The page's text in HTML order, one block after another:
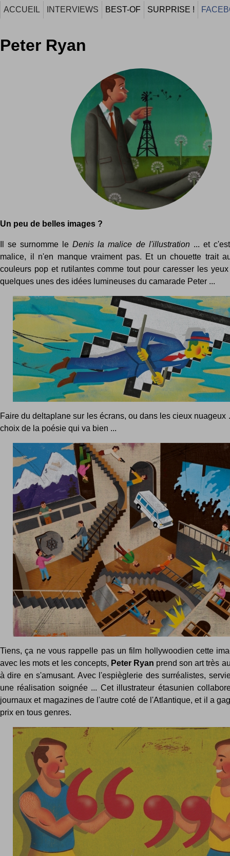
ACCUEIL INTERVIEWS BEST-OF SURPRISE !
Peter Ryan
Un peu de belles images ?
Il se surnomme leDenis la malice de l'illustration... et
malice, il n'en manque vraiment pas. Et un chouette trait
couleurs pop et rutilantes comme tout pour caresser les
quelques unes des idées lumineuses du camarade Peter ...
Faire du deltaplane sur les écrans, ou dans les cieux nuageux
choix de la poésie qui va bien ...
Tiens, ça ne vous rappelle pas un film hollywoodien cette
avec les mots et les concepts, Peter Ryan prend son art très
à dire en s'amusant. Avec l'espièglerie des surréalistes,
une réalisation soignée ... Cet illustrateur étasunien
journaux et magazines de l'autre coté de l'Atlantique, et il a
prix en tous genres.